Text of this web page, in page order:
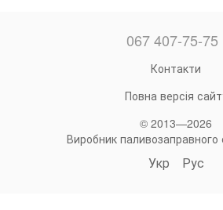
067 407-75-75
Контакти
Повна версія
© 2013—2026
Виробник паливозаправного
Укр Рус